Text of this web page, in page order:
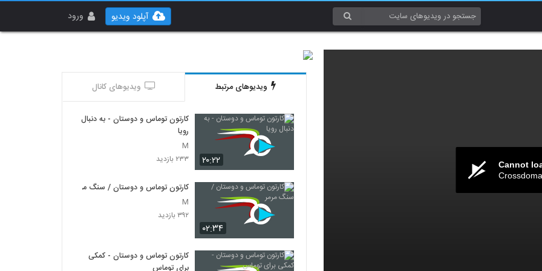
ورود آپلود ویدیو
Cannot
ویدیوهای مرتبط ویدیوهای کانال
۲۰:۲۲
کارتون توماس و دوستان - به دنبال
رویا
M
۲۳۳ بازدید
۰۲:۳۴
کارتون توماس و دوستان / سنگ مرمر
M
۳۹۲ بازدید
کارتون توماس و دوستان - کمکی
برای توماس